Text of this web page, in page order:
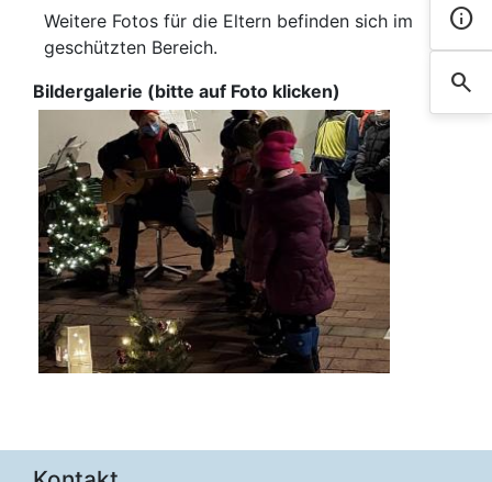
info
search
Weitere Fotos für die Eltern befinden sich im
geschützten Bereich.
Bildergalerie (bitte auf Foto klicken)